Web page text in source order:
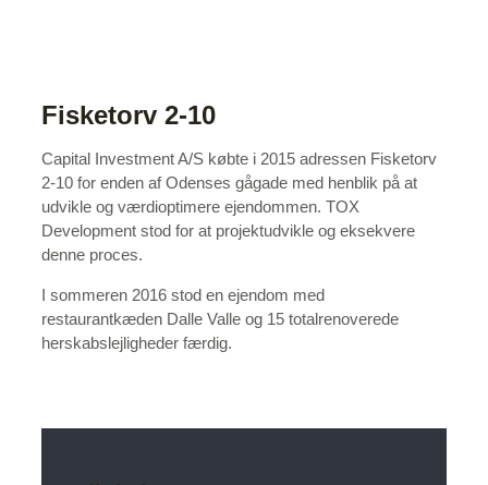
Fisketorv 2-10
Capital Investment A/S købte i 2015 adressen Fisketorv
2-10 for enden af Odenses gågade med henblik på at
udvikle og værdioptimere ejendommen. TOX
Development stod for at projektudvikle og eksekvere
denne proces.
I sommeren 2016 stod en ejendom med
restaurantkæden Dalle Valle og 15 totalrenoverede
herskabslejligheder færdig.